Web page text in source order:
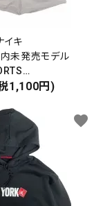
イキ
未発売モデル
1,100円)
favorite